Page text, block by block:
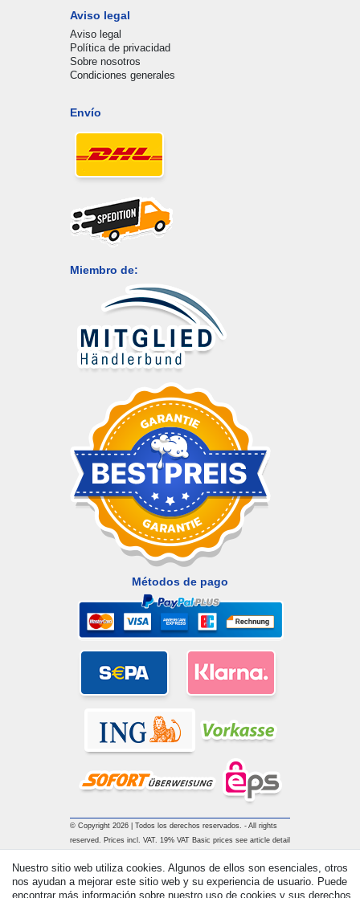
Aviso legal
Aviso legal
Política de privacidad
Sobre nosotros
Condiciones generales
Envío
Miembro de:
Métodos de pago
© Copyright 2026 | Todos los derechos reservados. - All rights
reserved. Prices incl. VAT. 19% VAT Basic prices see article detail
Nuestro sitio web utiliza cookies. Algunos de ellos son esenciales, otros
nos ayudan a mejorar este sitio web y su experiencia de usuario. Puede
encontrar más información sobre nuestro uso de cookies y sus derechos